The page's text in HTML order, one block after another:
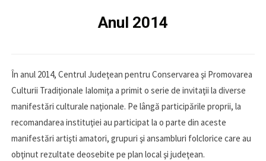
Anul 2014
În anul 2014, Centrul Judeţean pentru Conservarea şi Promovarea
Culturii Tradiţionale Ialomiţa a primit o serie de invitaţii la diverse
manifestări culturale naţionale. Pe lângă participările proprii, la
recomandarea instituţiei au participat la o parte din aceste
manifestări artişti amatori, grupuri şi ansambluri folclorice care au
obţinut rezultate deosebite pe plan local şi judeţean.